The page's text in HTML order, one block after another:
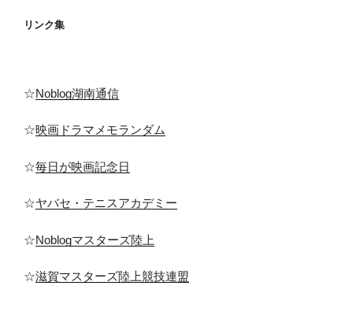
リンク集
☆Noblog湖南通信
☆映画ドラマメモランダム
☆毎日が映画記念日
☆ヤバセ・テニスアカデミー
☆Noblogマスターズ陸上
☆滋賀マスターズ陸上競技連盟